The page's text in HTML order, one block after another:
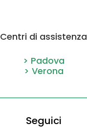
Centri di assistenza
> Padova
> Verona
Seguici